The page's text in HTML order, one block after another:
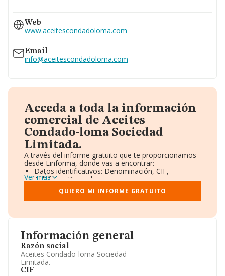
Información general
Razón social
Aceites Condado-loma Sociedad
Limitada.
CIF
677...
Ver teléfono 677...
Web
www.aceitescondadoloma.com
Email
info@aceitescondadoloma.com
Acceda a toda la información
comercial de Aceites
Condado-loma Sociedad
Limitada.
A través del informe gratuito que te proporcionamos
desde Einforma, donde vas a encontrar:
Datos identificativos: Denominación, CIF,
Teléfono, Domicilio.
Informe Mercantil Completo (BORME).
Gráficos de Evolución Ventas y Empleados.
Consejo de Administración y Administradores.
Accionistas.
Artículos de prensa publicados sobre la empresa.
Información oficial y registral complementaria.
Ver más
QUIERO MI INFORME GRATUITO